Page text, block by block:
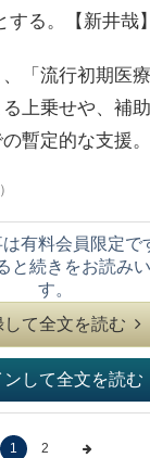
る。【新井哉】
「流行初期医療
上乗せや、補
暫定的な支援。
有料会員限定で
と続きをお読み
す。
して全文を読む
ンして全文を読む
1 2